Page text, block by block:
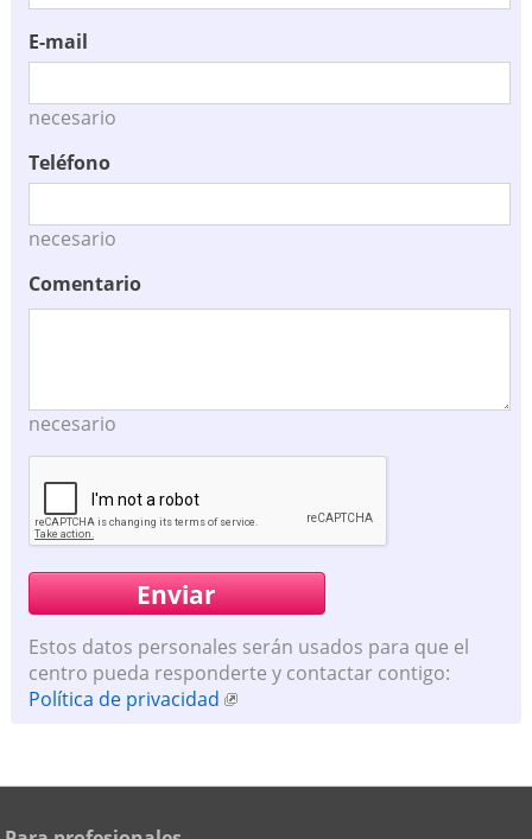
E-mail
necesario
Teléfono
necesario
Comentario
necesario
Estos datos personales serán usados para que el
centro pueda responderte y contactar contigo:
Política de privacidad